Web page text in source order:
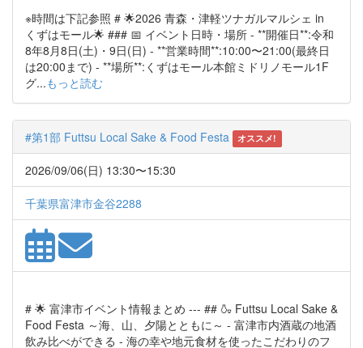
※時間は下記参照 # 🌟2026 青森・津軽ツナガルマルシェ in
くずはモール🌟 ### 📅 イベント日時・場所 - **開催日**:令和
8年8月8日(土)・9日(日) - **営業時間**:10:00〜21:00(最終日
は20:00まで) - **場所**:くずはモール本館ミドリノモール1F
グ...もっと読む
#第1部 Futtsu Local Sake & Food Festa オススメ!
2026/09/06(日) 13:30〜15:30
千葉県富津市金谷2288
# 🌟 富津市イベント情報まとめ --- ## 🍶 Futtsu Local Sake &
Food Festa ～海、山、夕陽とともに～ - 富津市内酒蔵の地酒
飲み比べができる - 海の幸や地元食材を使ったこだわりのフ